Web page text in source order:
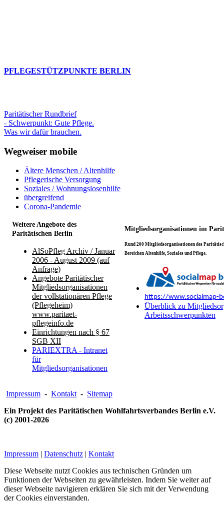
PFLEGESTÜTZPUNKTE BERLIN
Paritätischer Rundbrief
- Schwerpunkt: Gute Pflege.
Was wir dafür brauchen.
Wegweiser mobile
Ältere Menschen / Altenhilfe
Pflegerische Versorgung
Soziales / Wohnungslosenhilfe
übergreifend
Corona-Pandemie
Weitere Angebote des
Paritätischen Berlin
Mitgliedsorganisationen im
AlSoPfleg Archiv / Januar
2006 - August 2009 (auf
Anfrage)
Angebote Paritätischer
Mitgliedsorganisationen
der vollstationären Pflege
(Pflegeheim)
www.paritaet-
pflegeinfo.de
Einrichtungen nach § 67
SGB XII
PARIEXTRA - Intranet
für
Mitgliedsorganisationen
Rund 200 Mitgliedsorganisationen des
Bereichen Altenhilfe, Soziales und Pflege.
https://www.socialmap-
Überblick zu
Arbeitsschwerpunkten
Impressum - Kontakt - Sitemap
Ein Projekt des Paritätischen Wohlfahrtsverbandes Berlin e.V.
(c) 2001-2026
Impressum | Datenschutz | Kontakt
Diese Webseite nutzt Cookies aus technischen Gründen um
Funktionen der Webseiten zu gewährleisten. Indem Sie weiter auf
dieser Webseite navigieren erklären Sie sich mit der Verwendung
der Cookies einverstanden.